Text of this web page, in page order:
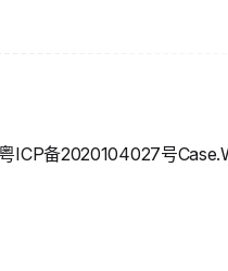
粤ICP备2020104027号